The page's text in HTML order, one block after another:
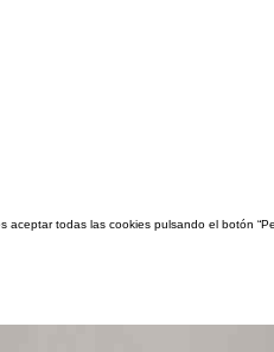
todas las cookies pulsando el botón